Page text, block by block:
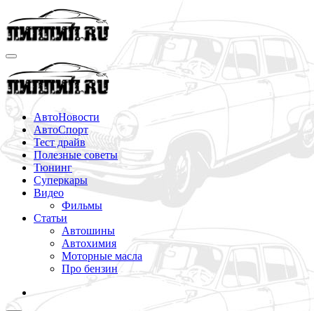
Перейти
к
содержимому
АвтоНовости
АвтоСпорт
Тест драйв
Полезные советы
Тюнинг
Суперкары
Видео
Фильмы
Статьи
Автошины
Автохимия
Моторные масла
Про бензин